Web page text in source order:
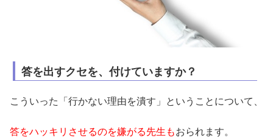
答を出すクセを、付けていますか？
こういった「行かない理由を潰す」ということについて、
答をハッキリさせるのを嫌がる先生もおられます。